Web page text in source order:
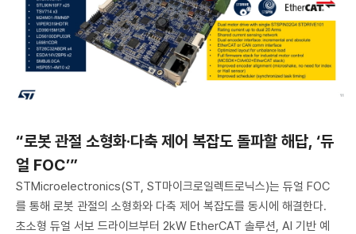
“로봇 관절 소형화·다축 제어 복잡도 돌파할 해답, ‘듀
얼 FOC’”
STMicroelectronics(ST, ST마이크로일렉트로닉스)는 듀얼 FOC
를 통해 로봇 관절의 소형화와 다축 제어 복잡도를 동시에 해결한다.
초소형 듀얼 서보 드라이브부터 2kW EtherCAT 솔루션, AI 기반 예